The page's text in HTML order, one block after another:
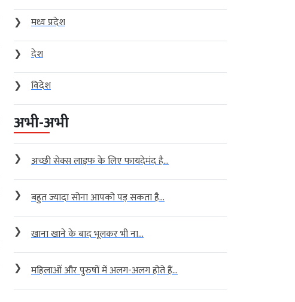
❯
मध्य प्रदेश
❯
देश
❯
विदेश
अभी-अभी
❯ अच्छी सेक्स लाइफ के लिए फायदेमंद है...
❯ बहुत ज्यादा सोना आपको पड़ सकता है...
❯ खाना खाने के बाद भूलकर भी ना...
❯ महिलाओं और पुरुषों में अलग-अलग होते हैं...